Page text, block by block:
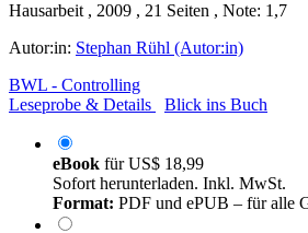
Hausarbeit , 2009 , 21 Seiten , Note: 1,7
Autor:in: Stephan Rühl (Autor:in)
BWL - Controlling
Leseprobe & Details
Blick ins Buch
eBook fürUS$ 18,99
Sofort herunterladen. Inkl. MwSt.
Format: PDF und ePUB – für alle